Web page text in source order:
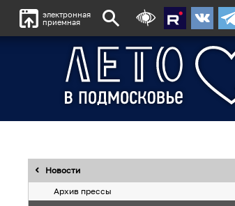
электронная
приемная
Новости
Архив прессы